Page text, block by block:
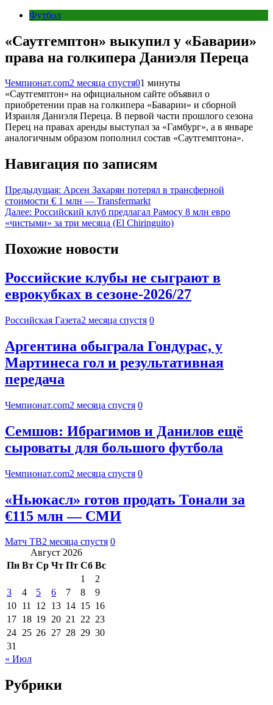
Футбол
«Саутгемптон» выкупил у «Баварии»
права на голкипера Даниэля Переца
Чемпионат.com2 месяца спустя01 минуты
«Саутгемптон» на официальном сайте объявил о
приобретении прав на голкипера «Баварии» и сборной
Израиля Даниэля Переца. В первой части прошлого сезона
Перец на правах аренды выступал за «Гамбург», а в январе
аналогичным образом пополнил состав «Саутгемптона».
Навигация по записям
Предыдущая: Арсен Захарян потерял в трансферной
стоимости € 1 млн — Transfermarkt
Далее: Российский клуб предлагал Рамосу 8 млн евро
«чистыми» за три месяца (El Chiringuito)
Похожие новости
Российские клубы не сыграют в
еврокубках в сезоне-2026/27
Российская Газета2 месяца спустя 0
Аргентина обыграла Гондурас, у
Мартинеса гол и результативная
передача
Чемпионат.com2 месяца спустя 0
Семшов: Ибрагимов и Данилов ещё
сыроваты для большого футбола
Чемпионат.com2 месяца спустя 0
«Ньюкасл» готов продать Тонали за
€115 млн — СМИ
Матч ТВ2 месяца спустя 0
Август 2026
Пн Вт Ср Чт Пт Сб Вс
1
2
3
4 5 6 7 8
9
10 11 12 13 14 15 16
17 18 19 20 21 22 23
24 25 26 27 28 29 30
31
« Июл
Рубрики